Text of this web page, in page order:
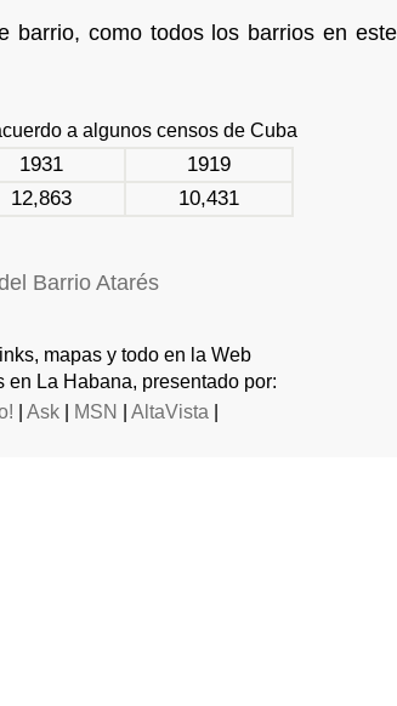
como todos los barrios en
a algunos censos de Cuba
1931
1919
12,863 10,431
Barrio Atarés
mapas y todo en la Web
en La Habana, presentado por:
Ask MSN AltaVista